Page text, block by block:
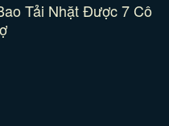
Tải Nhặt Được 7 Cô